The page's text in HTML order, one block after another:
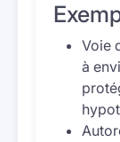
Voie
à